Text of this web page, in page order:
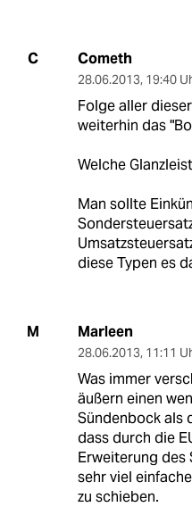
C Cometh
28.06.2013, 19:40
Folge aller
weiterhin das
Welche
Man sollte
diese Typen es
M Marleen
28.06.2013, 11:11
Was immer
äußern einen
Sündenbock als
dass durch die
Erweiterung des
sehr viel
zu schieben.